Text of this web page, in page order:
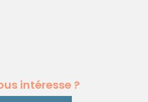
intéresse ?